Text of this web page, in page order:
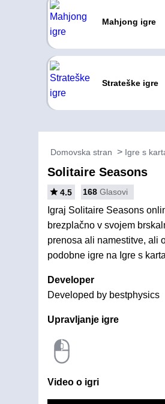
Mahjong igre
Strateške igre
Domovska stran Igre s
Solitaire Seasons
4.5 168 Glasovi
Igraj Solitaire Seasons
brezplačno v svojem
prenosa ali namestitve, ali
podobne igre na Igre s
Developer
Developed by bestphysics
Upravljanje igre
Video o igri